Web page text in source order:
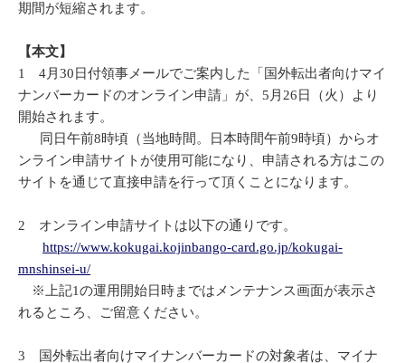
期間が短縮されます。
【本文】
1 4月30日付領事メールでご案内した「国外転出者向けマイ
ナンバーカードのオンライン申請」が、5月26日（火）より
開始されます。
同日午前8時頃（当地時間。日本時間午前9時頃）からオ
ンライン申請サイトが使用可能になり、申請される方はこの
サイトを通じて直接申請を行って頂くことになります。
2 オンライン申請サイトは以下の通りです。
https://www.kokugai.kojinbango-card.go.jp/kokugai-
mnshinsei-u/
※上記1の運用開始日時まではメンテナンス画面が表示さ
れるところ、ご留意ください。
3 国外転出者向けマイナンバーカードの対象者は、マイナ